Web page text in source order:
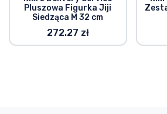
Pluszowa Figurka Jiji
Siedząca M 32 cm
272.27 zł